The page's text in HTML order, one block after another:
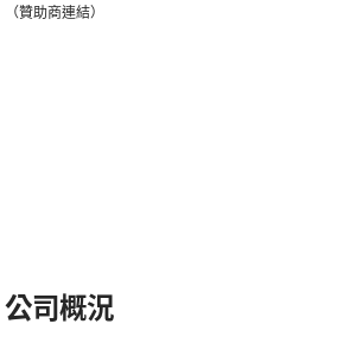
（贊助商連結）
公司概況